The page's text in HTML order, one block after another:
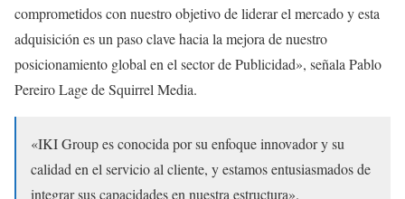
comprometidos con nuestro objetivo de liderar el mercado y esta
adquisición es un paso clave hacia la mejora de nuestro
posicionamiento global en el sector de Publicidad», señala Pablo
Pereiro Lage de Squirrel Media.
«IKI Group es conocida por su enfoque innovador y su
calidad en el servicio al cliente, y estamos entusiasmados de
integrar sus capacidades en nuestra estructura».